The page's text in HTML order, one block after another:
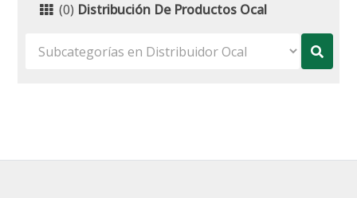
(0) Distribución De Productos Ocal